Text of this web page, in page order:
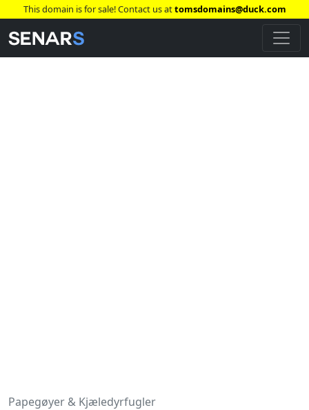
This domain is for sale! Contact us attomsdomains@duck.com
Papegøyer & Kjæledyrfugler